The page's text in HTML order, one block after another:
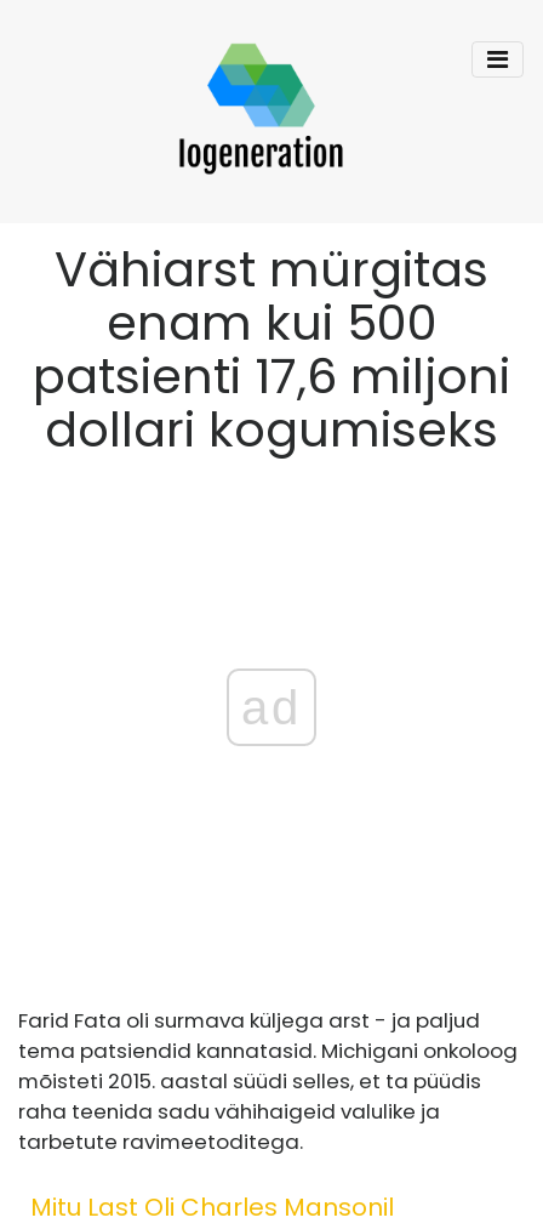
Vähiarst mürgitas
enam kui 500
patsienti 17,6 miljoni
dollari kogumiseks
ad
Farid Fata oli surmava küljega arst - ja paljud
tema patsiendid kannatasid. Michigani onkoloog
mõisteti 2015. aastal süüdi selles, et ta püüdis
raha teenida sadu vähihaigeid valulike ja
tarbetute ravimeetoditega.
Mitu Last Oli Charles Mansonil